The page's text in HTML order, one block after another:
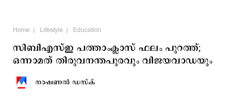
Home Lifestyle Education
സിബിഎസ്ഇ പത്താംക്ലാസ് ഫലം പുറത്ത്;
ഒന്നാമത് തിരുവനന്തപുരവും വിജയവാഡയും
നാഷണല്‍ ഡസ്ക്